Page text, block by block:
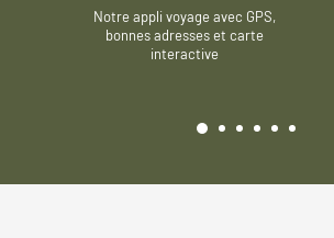
Notre appli voyage avec GPS,
bonnes adresses et carte
interactive